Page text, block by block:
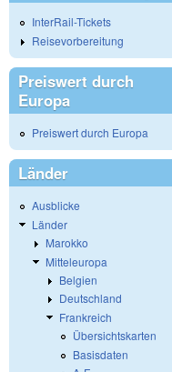
InterRail-Tickets
Reisevorbereitung
Preiswert durch
Europa
Preiswert durch Europa
Länder
Ausblicke
Länder
Marokko
Mitteleuropa
Belgien
Deutschland
Frankreich
Übersichtskarten
Basisdaten